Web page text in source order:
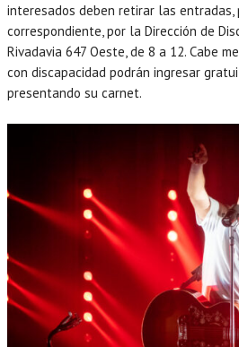
interesados deben retirar las
correspondiente, por la Dirección de
Rivadavia 647 Oeste, de 8 a 12. Cabe
con discapacidad podrán ingresar
presentando su carnet.